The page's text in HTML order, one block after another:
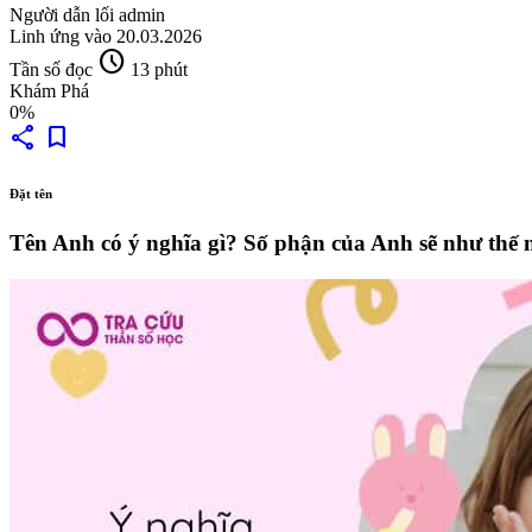
Người dẫn lối admin
Linh ứng vào 20.03.2026
Tần số đọc schedule 13 phút
Khám Phá
0%
share bookmark
Đặt tên
Tên Anh có ý nghĩa gì? Số phận của Anh sẽ như thế